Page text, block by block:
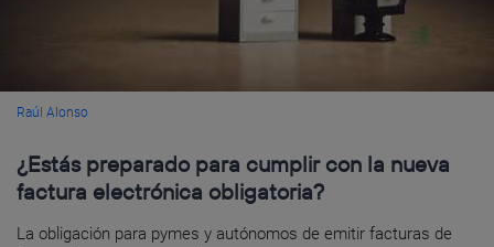
Raúl Alonso
¿Estás preparado para cumplir con la nueva
factura electrónica obligatoria?
La obligación para pymes y autónomos de emitir facturas de